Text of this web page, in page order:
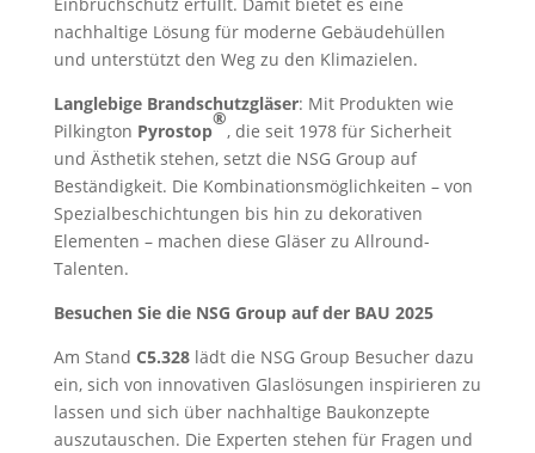
Einbruchschutz erfüllt. Damit bietet es eine
nachhaltige Lösung für moderne Gebäudehüllen
und unterstützt den Weg zu den Klimazielen.
Langlebige Brandschutzgläser: Mit Produkten wie
Pilkington Pyrostop
®
, die seit 1978 für Sicherheit
und Ästhetik stehen, setzt die NSG Group auf
Beständigkeit. Die Kombinationsmöglichkeiten – von
Spezialbeschichtungen bis hin zu dekorativen
Elementen – machen diese Gläser zu Allround-
Talenten.
Besuchen Sie die NSG Group auf der BAU 2025
Am Stand C5.328lädt die NSG Group Besucher dazu
ein, sich von innovativen Glaslösungen inspirieren zu
lassen und sich über nachhaltige Baukonzepte
auszutauschen. Die Experten stehen für Fragen und